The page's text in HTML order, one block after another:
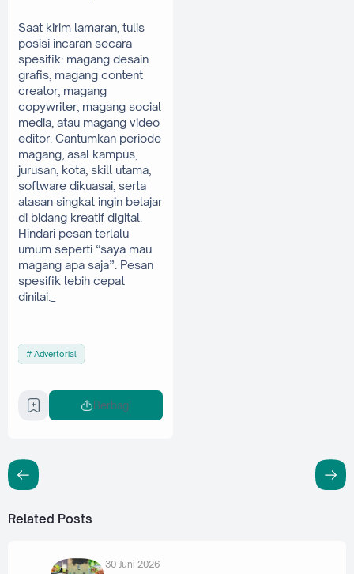
Saat kirim lamaran, tulis
posisi incaran secara
spesifik: magang desain
grafis, magang content
creator, magang
copywriter, magang social
media, atau magang video
editor. Cantumkan periode
magang, asal kampus,
jurusan, kota, skill utama,
software dikuasai, serta
alasan singkat ingin belajar
di bidang kreatif digital.
Hindari pesan terlalu
umum seperti “saya mau
magang apa saja”. Pesan
spesifik lebih cepat
dinilai._
Advertorial
Berbagi
Related Posts
30 Juni 2026